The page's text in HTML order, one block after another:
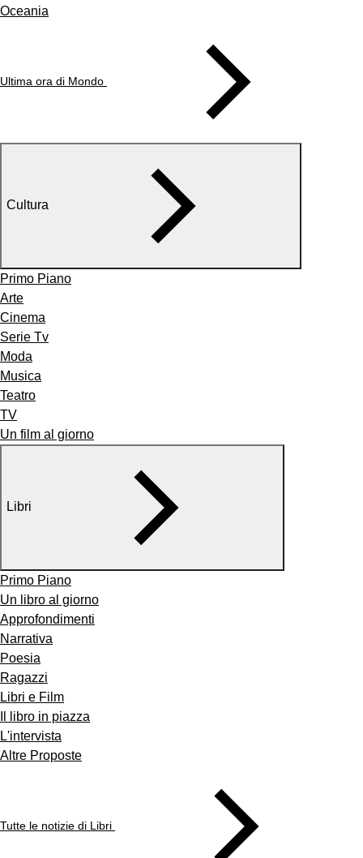
Oceania
Ultima ora di Mondo
Cultura
Primo Piano
Arte
Cinema
Serie Tv
Moda
Musica
Teatro
TV
Un film al giorno
Libri
Primo Piano
Un libro al giorno
Approfondimenti
Narrativa
Poesia
Ragazzi
Libri e Film
Il libro in piazza
L'intervista
Altre Proposte
Tutte le notizie di Libri